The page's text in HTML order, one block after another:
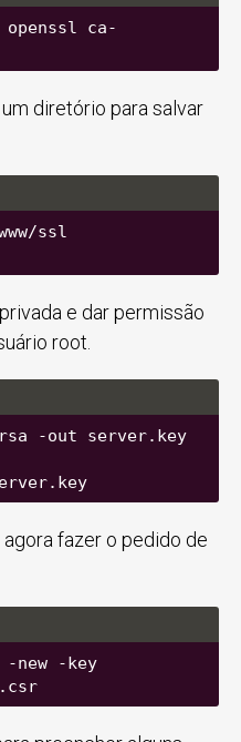
ca-
diretório para salvar
ssl
e dar permissão
root.
-out server.key
fazer o pedido de
-new -key